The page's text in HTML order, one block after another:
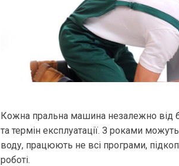
Кожна пральна машина незалежно від
та термін експлуатації. З роками
воду, працюють не всі програми,
роботі.